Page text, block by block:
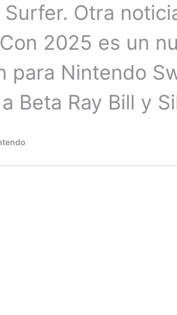
Otra
2025 es un
para Nintendo
Beta Ray Bill y